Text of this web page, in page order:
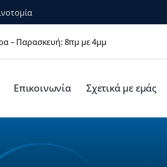
– Παρασκευή: 8πμ με 4μμ
Επικοινωνία Σχετικά με εμάς